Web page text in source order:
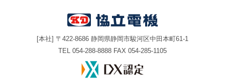
[本社] 〒422-8686 静岡県静岡市駿河区中田本町61-1
TEL 054-288-8888 FAX 054-285-1105